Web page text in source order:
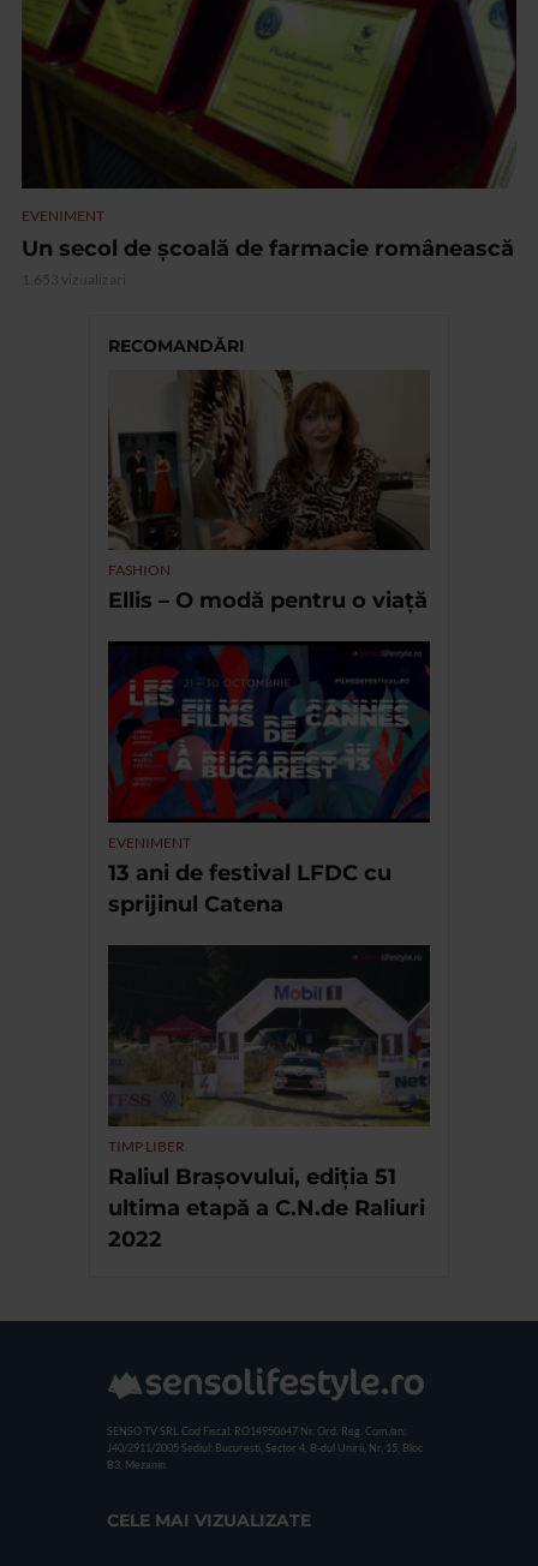
EVENIMENT
Un secol de școală de farmacie românească
1.653 vizualizari
RECOMANDĂRI
FASHION
Ellis – O modă pentru o viață
EVENIMENT
13 ani de festival LFDC cu
sprijinul Catena
TIMP LIBER
Raliul Brașovului, ediția 51
ultima etapă a C.N.de Raliuri
2022
SENSO TV SRL Cod Fiscal: RO14950647 Nr. Ord. Reg. Com./an:
J40/2911/2005 Sediul: Bucuresti, Sector 4, B-dul Unirii, Nr. 15, Bloc
B3, Mezanin
CELE MAI VIZUALIZATE